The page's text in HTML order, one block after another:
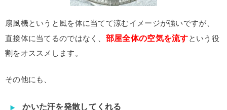
扇風機というと風を体に当てて涼むイメージが強いですが、
直接体に当てるのではなく、 部屋全体の空気を流すという役
割をオススメします。
その他にも、
かいた汗を発散してくれる